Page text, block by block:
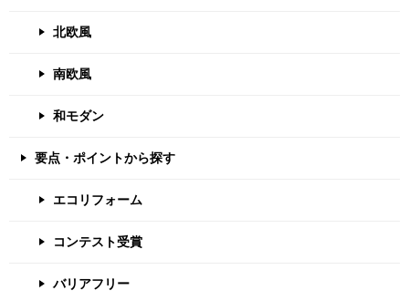
北欧風
南欧風
和モダン
要点・ポイントから探す
エコリフォーム
コンテスト受賞
バリアフリー